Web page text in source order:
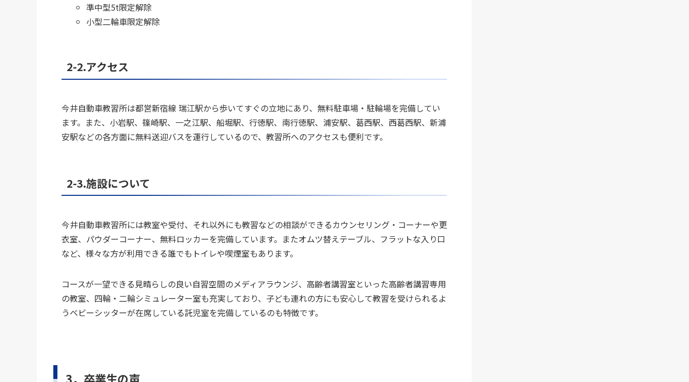
準中型5t限定解除
小型二輪車限定解除
2-2.アクセス
今井自動車教習所は都営新宿線 瑞江駅から歩いてすぐの立地にあり、無料駐車場・駐輪場を完備してい
ます。また、小岩駅、篠崎駅、一之江駅、船堀駅、行徳駅、南行徳駅、浦安駅、葛西駅、西葛西駅、新浦
安駅などの各方面に無料送迎バスを運行しているので、教習所へのアクセスも便利です。
2-3.施設について
今井自動車教習所には教室や受付、それ以外にも教習などの相談ができるカウンセリング・コーナーや更
衣室、パウダーコーナー、無料ロッカーを完備しています。またオムツ替えテーブル、フラットな入り口
など、様々な方が利用できる誰でもトイレや喫煙室もあります。
コースが一望できる見晴らしの良い自習空間のメディアラウンジ、高齢者講習室といった高齢者講習専用
の教室、四輪・二輪シミュレーター室も充実しており、子ども連れの方にも安心して教習を受けられるよ
うベビーシッターが在席している託児室を完備しているのも特徴です。
3．卒業生の声